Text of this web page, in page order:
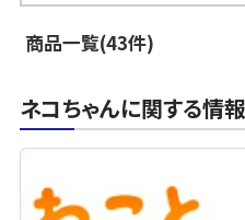
商品一覧(43件)
ネコちゃんに関する情報